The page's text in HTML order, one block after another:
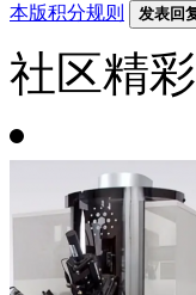
本版积分规则 发表回
社区精